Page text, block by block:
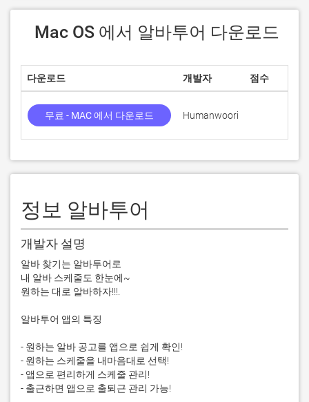
Mac OS 에서 알바투어 다운로드
다운로드 개발자 점수
무료 - MAC 에서 다운로드 Humanwoori
정보 알바투어
개발자 설명
알바 찾기는 알바투어로
내 알바 스케줄도 한눈에~
원하는 대로 알바하자!!!.
알바투어 앱의 특징
- 원하는 알바 공고를 앱으로 쉽게 확인!
- 원하는 스케줄을 내마음대로 선택!
- 앱으로 편리하게 스케줄 관리!
- 출근하면 앱으로 출퇴근 관리 가능!